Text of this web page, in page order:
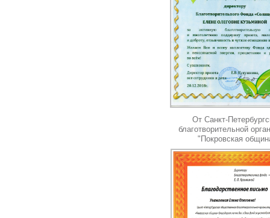
От Санкт-
благотворительной
"Покровская